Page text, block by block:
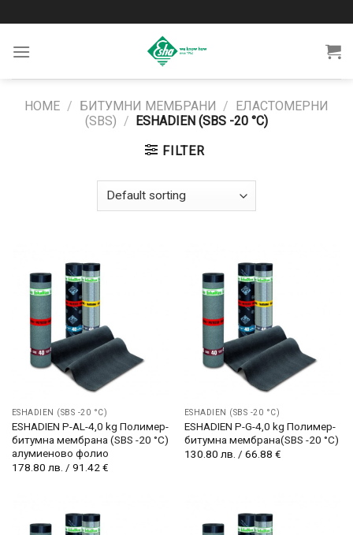
to
content
HOME / БИТУМНИ МЕМБРАНИ / ЕЛАСТОМЕРНИ
(SBS) / ESHADIEN (SBS -20 °C)
FILTER
ESHADIEN (SBS -20 °C)
ESHADIEN P-AL-4,0 kg Полимер-
битумна мембрана (SBS -20 °C)
алумиеново фолио
178.80 лв. / 91.42 €
ESHADIEN (SBS -20 °C)
ESHADIEN P-G-4,0 kg Полимер-
битумна мембрана(SBS -20 °C)
130.80 лв. / 66.88 €